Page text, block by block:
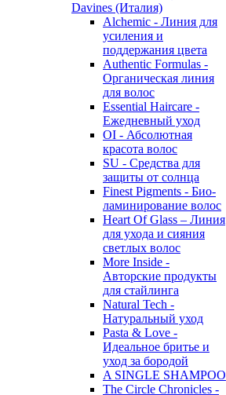
Davines (Италия)
Alchemic - Линия для
усиления и
поддержания цвета
Authentic Formulas -
Органическая линия
для волос
Essential Haircare -
Eжедневный уход
OI - Абсолютная
красота волос
SU - Средства для
защиты от солнца
Finest Pigments - Био-
ламинирование волос
Heart Of Glass – Линия
для ухода и сияния
светлых волос
More Inside -
Авторские продукты
для стайлинга
Natural Tech -
Натуральный уход
Pasta & Love -
Идеальное бритье и
уход за бородой
A SINGLE SHAMPOO
The Circle Chronicles -